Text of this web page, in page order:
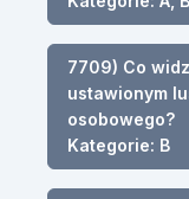
7709) Co
ustawionym
osobowego?
Kategorie: B